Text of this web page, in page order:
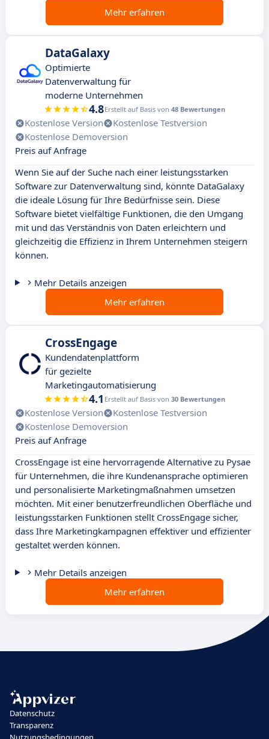
Mehr erfahren
DataGalaxy
Optimierte
Datenverwaltung für
moderne Unternehmen
4.8Erstellt auf Basis von 48 Bewertungen
Kostenlose Version
Kostenlose Testversion
Kostenlose Demoversion
Preis auf Anfrage
Wenn Sie auf der Suche nach einer leistungsstarken
Software zur Datenverwaltung sind, könnte DataGalaxy
die ideale Lösung für Ihre Bedürfnisse sein. Diese
Software bietet vielfältige Funktionen, die den Umgang
mit und das Verständnis von Daten erleichtern und
gleichzeitig die Effizienz in Ihrem Unternehmen steigern
können.
Mehr Details anzeigen
Mehr erfahren
CrossEngage
Kundendatenplattform
für gezielte
Marketingautomatisierung
4.1 Erstellt auf Basis von 30 Bewertungen
Kostenlose Version
Kostenlose Testversion
Kostenlose Demoversion
Preis auf Anfrage
CrossEngage ist eine hervorragende Alternative zu Pysae
für Unternehmen, die ihre Kundenansprache optimieren
und personalisierte Marketingmaßnahmen umsetzen
möchten. Mit einer benutzerfreundlichen Oberfläche und
leistungsstarken Funktionen stellt CrossEngage sicher,
dass Ihre Marketingkampagnen effektiver und effizienter
gestaltet werden können.
Mehr Details anzeigen
Mehr erfahren
Datenschutz
Transparenz